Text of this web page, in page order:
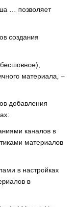
… позволяет
создания
материала, –
добавления
каналов в
материалов
в настройках
в